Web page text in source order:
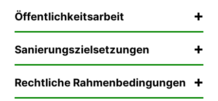
Öffentlichkeitsarbeit
Sanierungszielsetzungen
Rechtliche Rahmenbedingungen